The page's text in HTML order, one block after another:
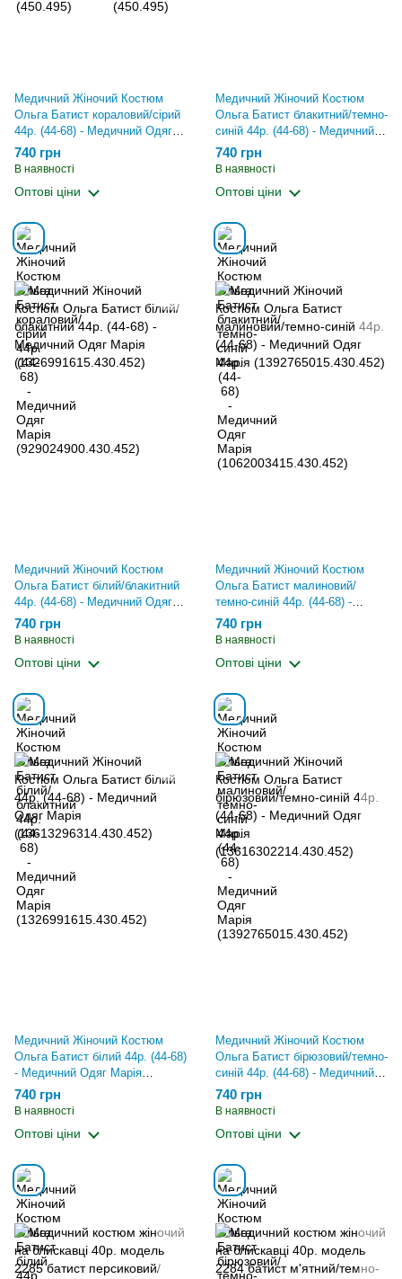
Медичний Жіночий Костюм
Ольга Батист кораловий/сірий
44р. (44-68) - Медичний Одяг
Марія (929024900.430.452)
740 грн
В наявності
Оптові ціни
Медичний Жіночий Костюм
Ольга Батист блакитний/темно-
синій 44р. (44-68) - Медичний
Одяг Марія
(1062003415.430.452)
740 грн
В наявності
Оптові ціни
Медичний Жіночий Костюм
Ольга Батист білий/блакитний
44р. (44-68) - Медичний Одяг
Марія (1326991615.430.452)
740 грн
В наявності
Оптові ціни
Медичний Жіночий Костюм
Ольга Батист малиновий/
темно-синій 44р. (44-68) -
Медичний Одяг Марія
(1392765015.430.452)
740 грн
В наявності
Оптові ціни
Медичний Жіночий Костюм
Ольга Батист білий 44р. (44-68)
- Медичний Одяг Марія
(13613296314.430.452)
740 грн
В наявності
Оптові ціни
Медичний Жіночий Костюм
Ольга Батист бірюзовий/темно-
синій 44р. (44-68) - Медичний
Одяг Марія
(13616302214.430.452)
740 грн
В наявності
Оптові ціни